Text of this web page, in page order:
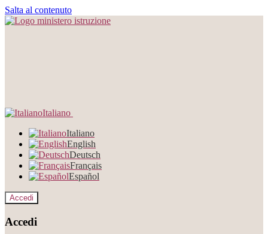
Salta al contenuto
Italiano
Italiano
English
Deutsch
Français
Español
Accedi
Accedi